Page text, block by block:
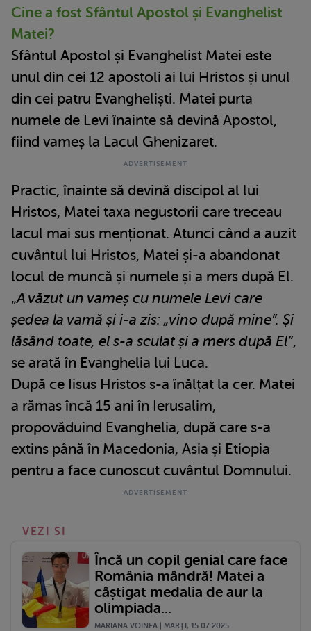
Cine a fost Sfântul Apostol și Evanghelist
Matei?
Sfântul Apostol și Evanghelist Matei este
unul din cei 12 apostoli ai lui Hristos și unul
din cei patru Evangheliști. Matei purta
numele de Levi înainte să devină Apostol,
fiind vameș la Lacul Ghenizaret.
Practic, înainte să devină discipol al lui
Hristos, Matei taxa negustorii care treceau
lacul mai sus menționat. Atunci când a auzit
cuvântul lui Hristos, Matei și-a abandonat
locul de muncă și numele și a mers după El.
„A văzut un vameș cu numele Levi care
ședea la vamă și i-a zis: „vino după mine”. Și
lăsând toate, el s-a sculat și a mers după El”,
se arată în Evanghelia lui Luca.
După ce Iisus Hristos s-a înălțat la cer. Matei
a rămas încă 15 ani în Ierusalim,
propovăduind Evanghelia, după care s-a
extins până în Macedonia, Asia și Etiopia
pentru a face cunoscut cuvântul Domnului.
VEZI SI
Încă un copil genial care face
România mândră! Matei a
câștigat medalia de aur la
olimpiada...
MARIANA VOINEA | MARŢI, 15.07.2025